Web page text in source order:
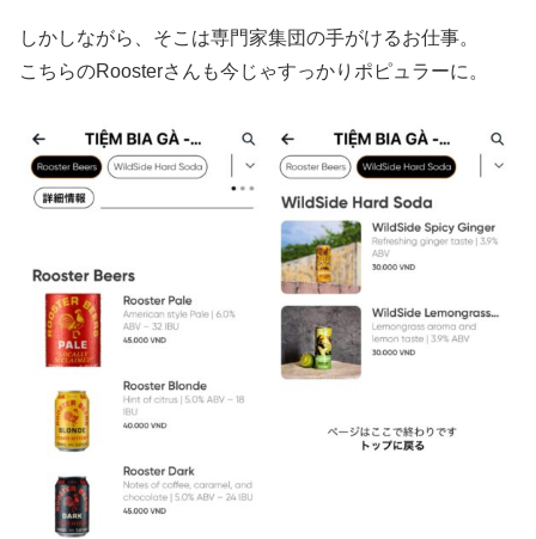
しかしながら、そこは専門家集団の手がけるお仕事。
こちらのRoosterさんも今じゃすっかりポピュラーに。